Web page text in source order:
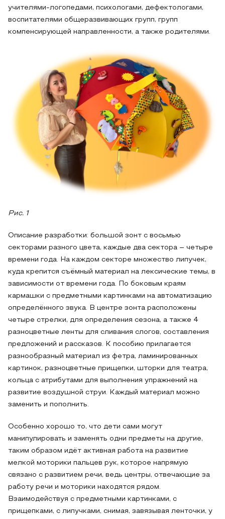
учителями-логопедами, психологами, дефектологами,
воспитателями общеразвивающих групп, групп
компенсирующей направленности, а также родителями.
Рис. 1
Описание разработки: большой зонт с восьмью
секторами разного цвета, каждые два сектора – четыре
времени года. На каждом секторе множество липучек,
куда крепится съёмный материал на лексические темы, в
зависимости от времени года. По боковым краям
кармашки с предметными картинками на автоматизацию
определённого звука. В центре зонта расположены
четыре стрелки, для определения сезона, а также 4
разноцветные ленты для сливания слогов, составления
предложений и рассказов. К пособию прилагается
разнообразный материал из фетра, ламинированных
картинок, разноцветные прищепки, шторки для театра,
кольца с атрибутами для выполнения упражнений на
развитие воздушной струи. Каждый материал можно
заменить и пополнить.
Особенно хорошо то, что дети сами могут
манипулировать и заменять одни предметы на другие,
таким образом идёт активная работа на развитие
мелкой моторики пальцев рук, которое напрямую
связано с развитием речи, ведь центры, отвечающие за
работу речи и моторики находятся рядом.
Взаимодействуя с предметными картинками, с
прищепками, с липучками, снимая, завязывая ленточки, у